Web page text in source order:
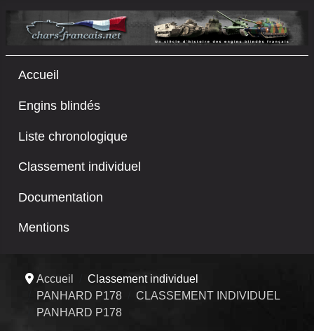
Accueil
Engins blindés
Liste chronologique
Classement individuel
Documentation
Mentions
Accueil
Classement individuel
PANHARD P178
CLASSEMENT INDIVIDUEL
PANHARD P178